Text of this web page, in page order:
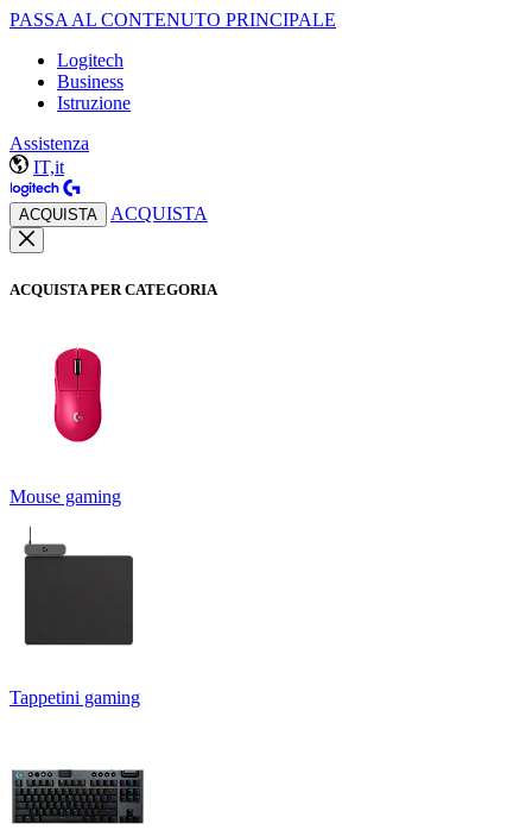
PASSA AL CONTENUTO PRINCIPALE
Logitech
Business
Istruzione
Assistenza
IT,it
ACQUISTA ACQUISTA
ACQUISTA PER CATEGORIA
Mouse gaming
Tappetini gaming